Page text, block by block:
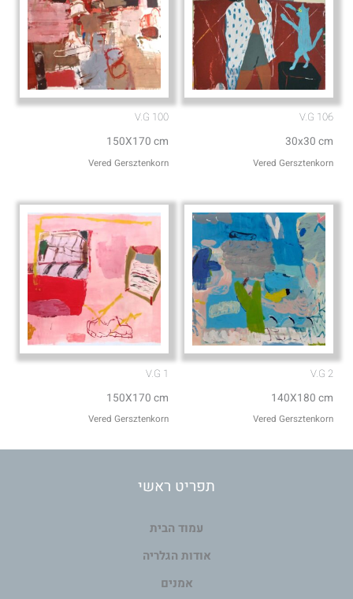
V.G 106
30x30 cm
Vered Gersztenkorn
V.G 100
150X170 cm
Vered Gersztenkorn
V.G 2
140X180 cm
Vered Gersztenkorn
V.G 1
150X170 cm
Vered Gersztenkorn
תפריט ראשי
עמוד הבית
אודות הגלריה
אמנים